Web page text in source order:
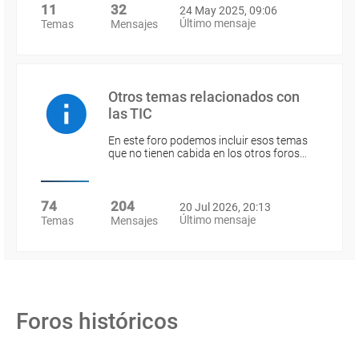
11
Temas
32
Mensajes
24 May 2025, 09:06
Último mensaje
Otros temas relacionados con
las TIC
En este foro podemos incluir esos temas
que no tienen cabida en los otros foros…
74
Temas
204
Mensajes
20 Jul 2026, 20:13
Último mensaje
Foros históricos